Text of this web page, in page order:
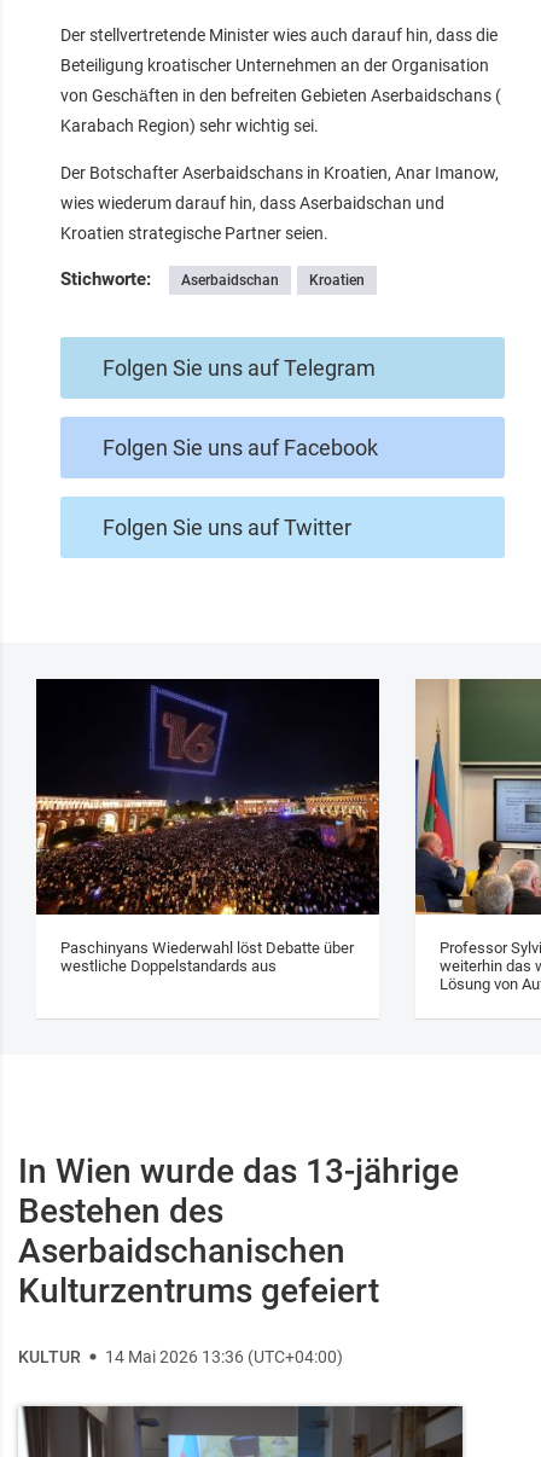
Der stellvertretende Minister wies auch darauf hin, dass die
Beteiligung kroatischer Unternehmen an der Organisation
von Geschäften in den befreiten Gebieten Aserbaidschans (
Karabach Region) sehr wichtig sei.
Der Botschafter Aserbaidschans in Kroatien, Anar Imanow,
wies wiederum darauf hin, dass Aserbaidschan und
Kroatien strategische Partner seien.
Stichworte: Aserbaidschan Kroatien
Folgen Sie uns auf Telegram
Folgen Sie uns auf Facebook
Folgen Sie uns auf Twitter
Paschinyans Wiederwahl löst Debatte über
westliche Doppelstandards aus
Professor
weiterhin das
Lösung von
In Wien wurde das 13‑jährige
Bestehen des
Aserbaidschanischen
Kulturzentrums gefeiert
KULTUR 14 Mai 2026 13:36 (UTC+04:00)